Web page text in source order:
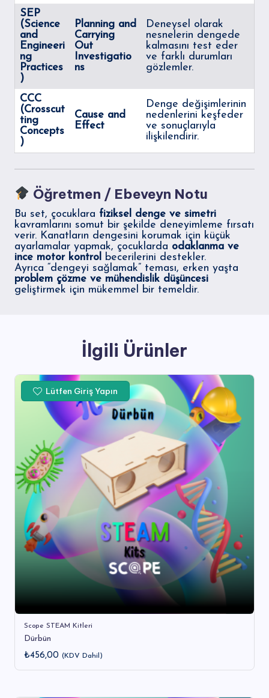
SEP
(Science
and
Engineeri
ng
Practices
)
Planning and
Carrying
Out
Investigatio
ns
Deneysel olarak
nesnelerin dengede
kalmasını test eder
ve farklı durumları
gözlemler.
CCC
(Crosscut
ting
Concepts
)
Cause and
Effect
Denge değişimlerinin
nedenlerini keşfeder
ve sonuçlarıyla
ilişkilendirir.
Öğretmen / Ebeveyn Notu
Bu set, çocuklara fiziksel denge ve simetri
kavramlarını somut bir şekilde deneyimleme fırsatı
verir. Kanatların dengesini korumak için küçük
ayarlamalar yapmak, çocuklarda odaklanma ve
ince motor kontrol becerilerini destekler.
Ayrıca “dengeyi sağlamak” teması, erken yaşta
problem çözme ve mühendislik düşüncesi
geliştirmek için mükemmel bir temeldir.
İlgili Ürünler
Lütfen Giriş Yapın
Scope STEAM Kitleri
Dürbün
₺456,00 (KDV Dahil)